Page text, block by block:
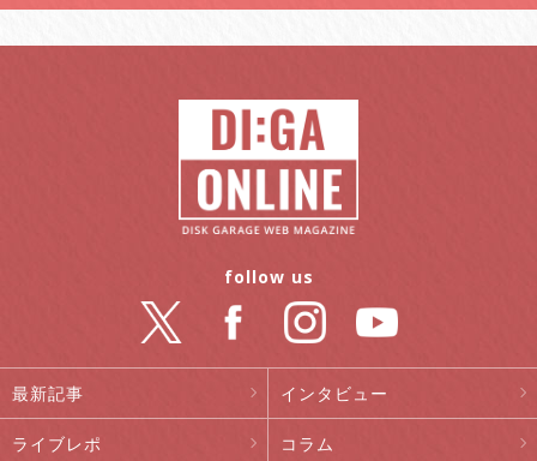
最新記事 インタビュー
ライブレポ コラム
follow us